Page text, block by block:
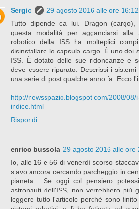
Sergio
29 agosto 2016 alle ore 16:12
Tutto dipende da lui. Dragon
questa modalità per agganciarsi alla
robotico della ISS ha molteplici
disinstallare le capsule cargo. È uno dei
ISS. È dotato delle sue ridondanze e
deve essere riparato. Descrissi i
una serie di post qualche anno fa. Ecco
http://newsspazio.blogspot.com/2008/08/
indice.html
Rispondi
enrico bussola 29 agosto 2016 alle ore
Io, alle 16 e 56 di venerdì scorso
stavo ancora cercando parcheggio in
pianeta... Se oggi col pensiero
astronauti dell'ISS, non verrebbero più
leggere tutto l'articolo perché sono